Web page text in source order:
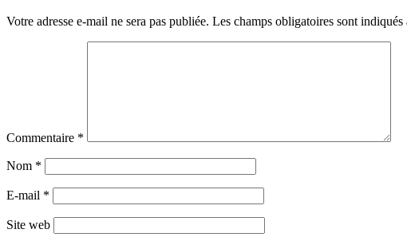
Votre adresse e-mail ne sera pas publiée. Les champs obligatoires sont indiqués
Commentaire *
Nom *
E-mail *
Site web